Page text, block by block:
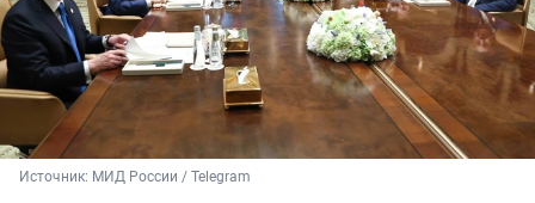
Источник: МИД России / Telegram